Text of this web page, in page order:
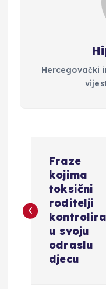
Hercegovački
v
Fraze
kojima
toksični
roditelji
u svoju
odraslu
djecu